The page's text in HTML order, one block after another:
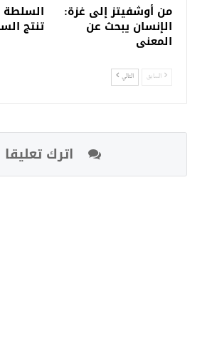
من أوشفيتز إلى غزة:
الإنسان يبحث عن
المعنى
السلطة
تنتج
السابق التالي
اترك تعليقا